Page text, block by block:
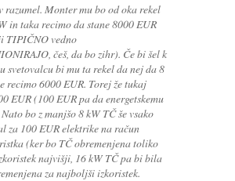
razumel. Monter mu bo od oka rekel
in taka recimo da stane 8000 EUR
TIPIČNO vedno
češ, da bo zihr). Če bi šel k
svetovalcu bi mu ta rekel da nej da 8
recimo 6000 EUR. Torej že tukaj
EUR (100 EUR pa da energetskemu
bo z manjšo 8 kW TČ še vsako
za 100 EUR elektrike na račun
(ker bo TČ obremenjena toliko
najvišji, 16 kW TČ pa bi bila
za najboljši izkoristek.